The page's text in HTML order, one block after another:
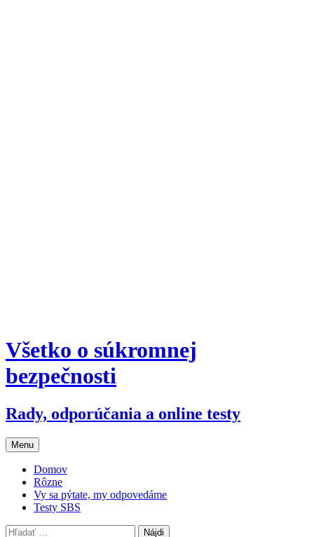
Preskočiť
na
obsah
Všetko o súkromnej
bezpečnosti
Rady, odporúčania a online testy
Menu
Domov
Rôzne
Vy sa pýtate, my odpovedáme
Testy SBS
Hľadať: